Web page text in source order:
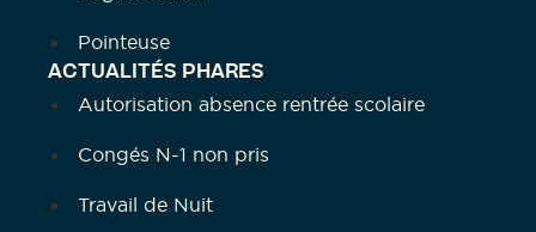
Pointeuse
ACTUALITÉS PHARES
Autorisation absence rentrée scolaire
Congés N-1 non pris
Travail de Nuit